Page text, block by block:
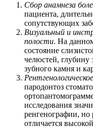
Сбор анамнеза
пациента,
сопутствующих
Визуальный и
полости. На
состояние
челюстей, глубину
зубного камня и
пародонтоз
исследования
ренгенографии, но
отличается